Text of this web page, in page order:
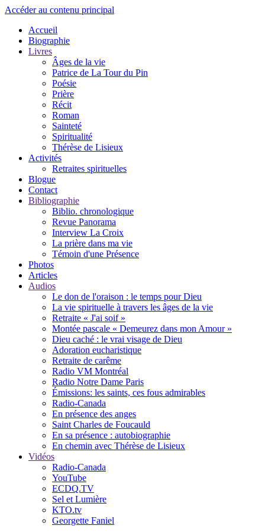
Accéder au contenu principal
Accueil
Biographie
Livres
Âges de la vie
Patrice de La Tour du Pin
Poésie
Prière
Récit
Roman
Sainteté
Spiritualité
Thérèse de Lisieux
Activités
Retraites spirituelles
Blogue
Contact
Bibliographie
Biblio. chronologique
Revue Panorama
Interview La Croix
La prière dans ma vie
Témoin d'une Présence
Photos
Articles
Audios
Le don de l'oraison : le temps pour Dieu
La vie spirituelle à travers les âges de la vie
Retraite « J'ai soif »
Montée pascale « Demeurez dans mon Amour »
Dieu caché : le vrai visage de Dieu
Adoration eucharistique
Retraite de carême
Radio VM Montréal
Radio Notre Dame Paris
Émissions: les saints, ces fous admirables
Radio-Canada
En présence des anges
Saint Charles de Foucauld
En sa présence : autobiographie
En chemin avec Thérèse de Lisieux
Vidéos
Radio-Canada
YouTube
ECDQ.TV
Sel et Lumière
KTO.tv
Georgette Faniel